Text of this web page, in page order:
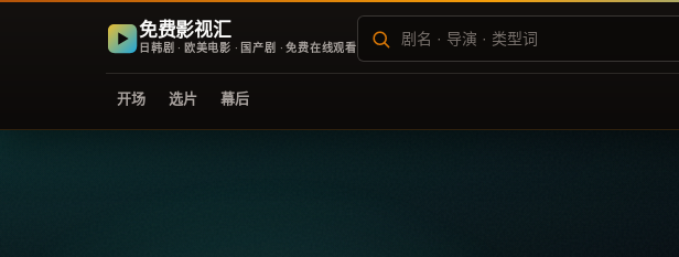
免费影视汇
日韩剧 · 欧美电影 · 国产剧 · 免费在线观看
开场 选片 幕后